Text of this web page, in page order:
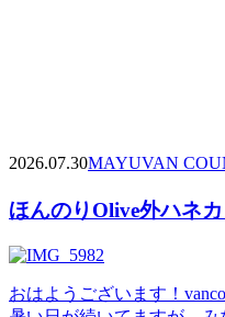
2026.07.30MAYUVAN
ほんのりOlive外ハネ
おはようございます！